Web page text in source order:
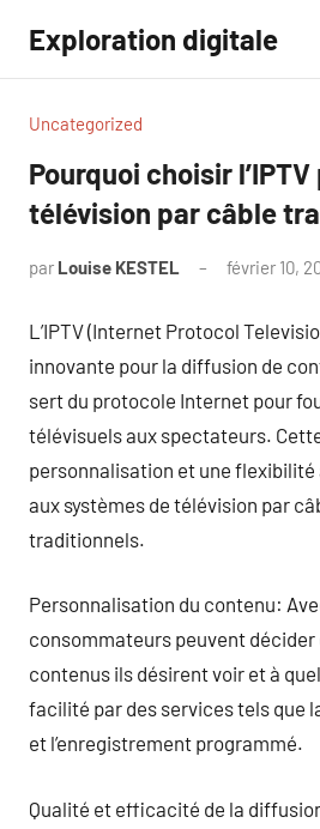
contenu
Exploration digitale
Uncategorized
Pourquoi choisir
télévision par câble
par Louise KESTEL février 10,
L’IPTV (Internet Protocol
innovante pour la diffusion de
sert du protocole Internet pour
télévisuels aux spectateurs.
personnalisation et une
aux systèmes de télévision par
traditionnels.
Personnalisation du contenu:
consommateurs peuvent
contenus ils désirent voir et à
facilité par des services tels que
et l’enregistrement programmé.
Qualité et efficacité de la